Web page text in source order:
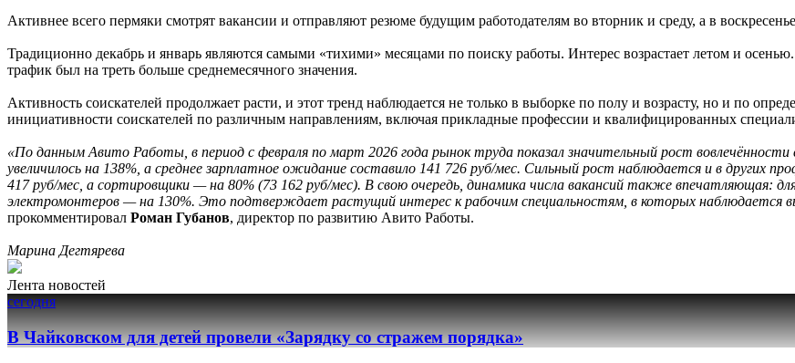
Активнее всего пермяки смотрят вакансии и отправляют резюме будущим работодателям во вторник и среду, а в
Традиционно декабрь и январь являются самыми «тихими» месяцами по поиску работы. Интерес возрастает летом и
трафик был на треть больше среднемесячного значения.
Активность соискателей продолжает расти, и этот тренд наблюдается не только в выборке по полу и возрасту, но и по
инициативности соискателей по различным направлениям, включая прикладные профессии и квалифицированных
«По данным Авито Работы, в период с февраля по март 2026 года рынок труда показал значительный рост вовлечённости
увеличилось на 138%, а среднее зарплатное ожидание составило 141 726 руб/мес. Сильный рост наблюдается и в других
417 руб/мес, а сортировщики — на 80% (73 162 руб/мес). В свою очередь, динамика числа вакансий также впечатляющая:
электромонтеров — на 130%. Это подтверждает растущий интерес к рабочим специальностям, в которых наблюдается
прокомментировал Роман Губанов, директор по развитию Авито Работы.
Марина Дегтярева
Лента новостей
сегодня
В Чайковском для детей провели «Зарядку со стражем порядка»